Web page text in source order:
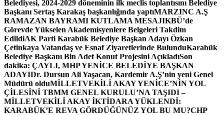
Belediyesi, 2024-2029 döneminin ilk meclis toplantısını Belediye
Başkanı Sertaş Karakaş başkanlığında yaptıMARZINC A.Ş
RAMAZAN BAYRAMI KUTLAMA MESAJIKBÜ’de
Görevde Yükselen Akademisyenlere Belgeleri Takdim
EdildiAK Parti Karabük Belediye Başkan Adayı Özkan
Çetinkaya Vatandaş ve Esnaf Ziyaretlerinde BulunduKarabük
Belediye Başkanı Bin Adet Konut Projesini AçıkladıSon
dakika: ÇAYLI, MHP YENİCE BELEDİYE BAŞKAN
ADAYIDr. Dursun Ali Yaşacan, Kardemir A.Ş’nin yeni Genel
Müdürü olduMİLLETVEKİLİ AKAY YENİCE’NİN YOL
ÇİLESİNİ TBMM GENEL KURULU’NA TAŞIDI –
MİLLETVEKİLİ AKAY İKTİDARA YÜKLENDİ:
KARABÜK’E REVA GÖRDÜĞÜNÜZ YOL BU MU?CHP